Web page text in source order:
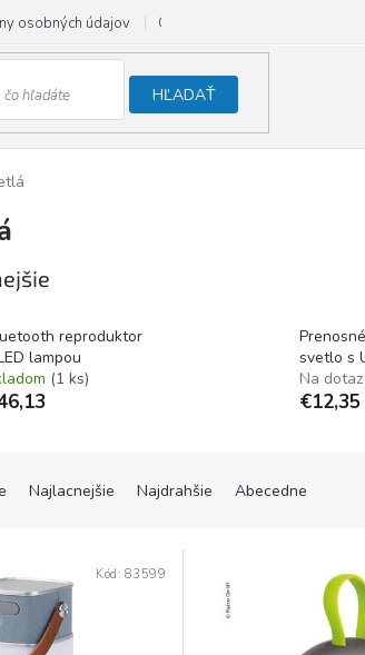
osobných údajov Odstúpenie od zmluvy
HĽADAŤ
reproduktor
lampou
(1 ks)
svetlo s
Na dotaz
€12,35
Najlacnejšie Najdrahšie Abecedne
Kód: 83599